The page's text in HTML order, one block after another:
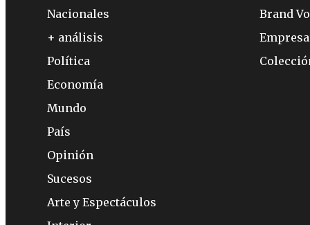
Nacionales
+ análisis
Política
Economía
Mundo
País
Opinión
Sucesos
Arte y Espectáculos
Brand